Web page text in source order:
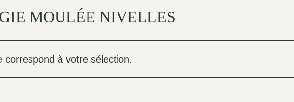
MOULÉE NIVELLES
correspond à votre sélection.